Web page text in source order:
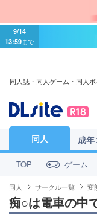
9/14
13:59まで
同人誌・同人ゲーム・同人
同人 成年
TOP ゲーム
同人 サークル一覧 変
痴○は電車の中